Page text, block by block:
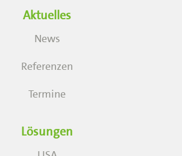
Aktuelles
News
Referenzen
Termine
Lösungen